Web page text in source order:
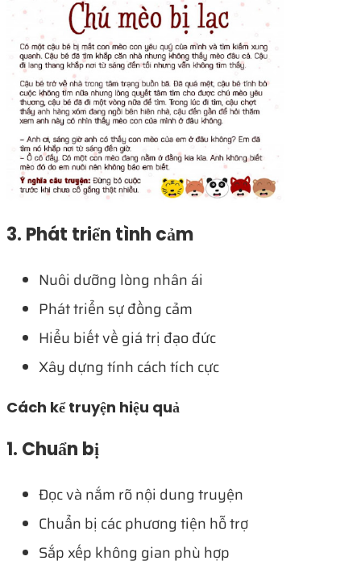
3. Phát triển tình cảm
Nuôi dưỡng lòng nhân ái
Phát triển sự đồng cảm
Hiểu biết về giá trị đạo đức
Xây dựng tính cách tích cực
Cách kể truyện hiệu quả
1. Chuẩn bị
Đọc và nắm rõ nội dung truyện
Chuẩn bị các phương tiện hỗ trợ
Sắp xếp không gian phù hợp